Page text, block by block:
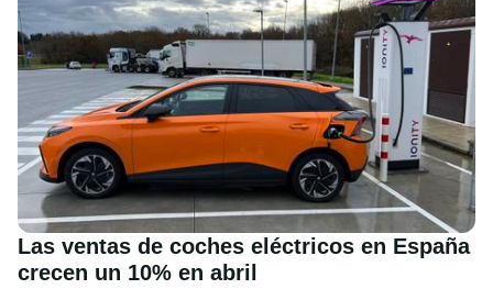
Las ventas de coches eléctricos en España
crecen un 10% en abril